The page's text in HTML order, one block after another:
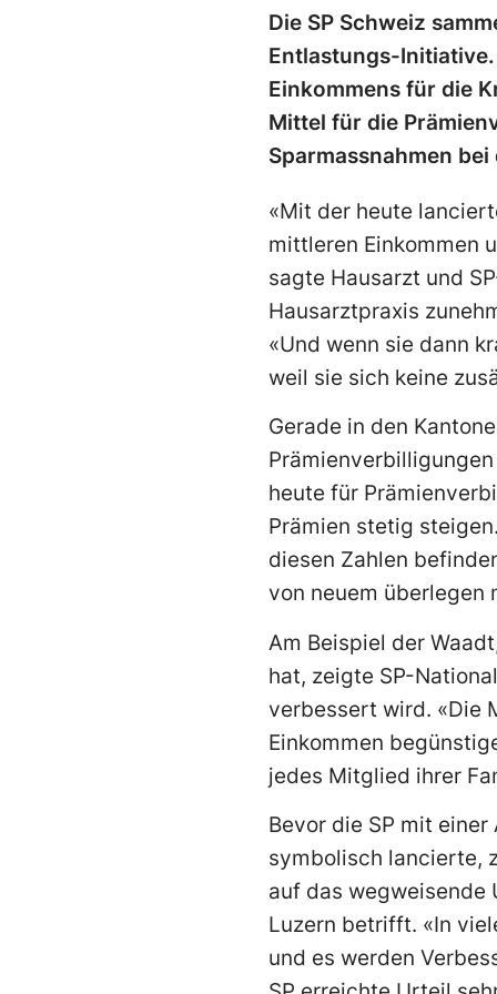
Die SP Schweiz
Entlastungs-
Einkommens für die
Mittel für die
Sparmassnahmen
«Mit der heute
mittleren Einkommen
sagte Hausarzt und
Hausarztpraxis
«Und wenn sie dann
weil sie sich keine
Gerade in den
heute für
Prämien stetig
diesen Zahlen
von neuem überlegen
Am Beispiel der
hat, zeigte SP-
verbessert wird. «Die
Einkommen
jedes Mitglied ihrer
Bevor die SP mit
symbolisch lancierte,
auf das wegweisende
Luzern betrifft. «In
und es werden